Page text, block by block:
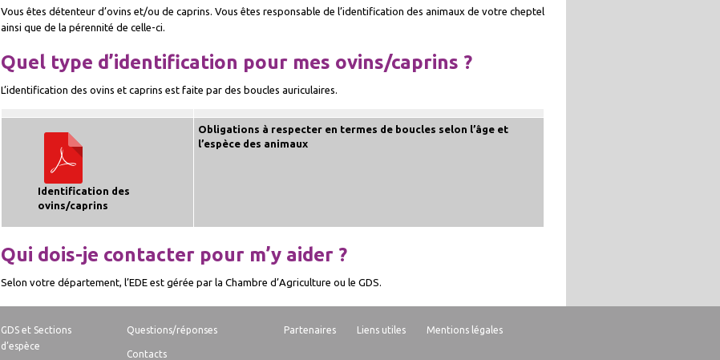
Vous êtes détenteur d’ovins et/ou de caprins. Vous êtes responsable de l’identification des animaux de votre cheptel
ainsi que de la pérennité de celle-ci.
Quel type d’identification pour mes ovins/caprins ?
L’identification des ovins et caprins est faite par des boucles auriculaires.
Identification des
ovins/caprins
Obligations à respecter en termes de boucles selon l’âge et
l’espèce des animaux
Qui dois-je contacter pour m’y aider ?
Selon votre département, l’EDE est gérée par la Chambre d’Agriculture ou le GDS.
GDS et Sections
d’espèce
Questions/réponses
Contacts
Partenaires Liens utiles Mentions légales